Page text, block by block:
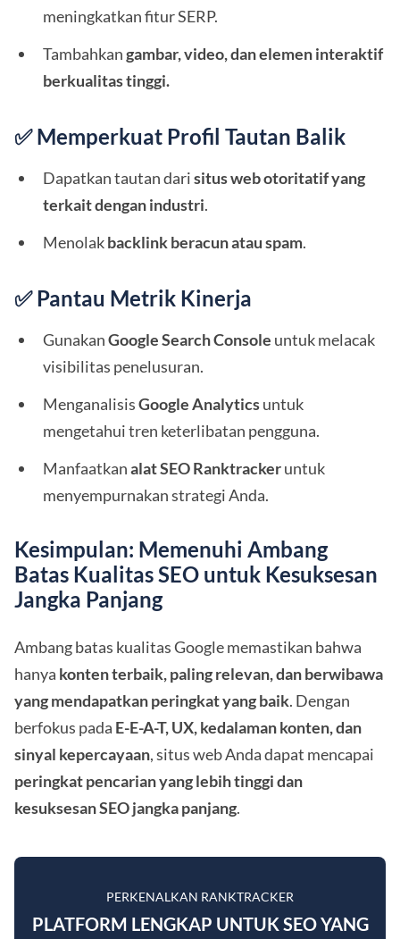
meningkatkan fitur SERP.
Tambahkangambar, video, dan elemen interaktif
berkualitas tinggi.
✅ Memperkuat Profil Tautan Balik
Dapatkan tautan darisitus web otoritatif yang
terkait dengan industri.
Menolakbacklink beracun atau spam.
✅ Pantau Metrik Kinerja
GunakanGoogle Search Console untuk melacak
visibilitas penelusuran.
MenganalisisGoogle Analyticsuntuk
mengetahui tren keterlibatan pengguna.
Manfaatkanalat SEO Ranktrackeruntuk
menyempurnakan strategi Anda.
Kesimpulan: Memenuhi Ambang
Batas Kualitas SEO untuk Kesuksesan
Jangka Panjang
Ambang batas kualitas Google memastikan bahwa
hanya konten terbaik, paling relevan, dan berwibawa
yang mendapatkan peringkat yang baik. Dengan
berfokus pada E-E-A-T, UX, kedalaman konten, dan
sinyal kepercayaan, situs web Anda dapat mencapai
peringkat pencarian yang lebih tinggi dan
kesuksesan SEO jangka panjang.
PERKENALKAN RANKTRACKER
PLATFORM LENGKAP UNTUK SEO YANG